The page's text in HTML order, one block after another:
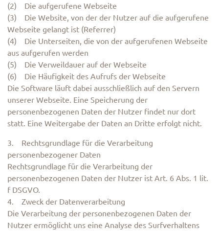
(2) Die aufgerufene Webseite
(3) Die Website, von der der Nutzer auf die aufgerufene
Webseite gelangt ist (Referrer)
(4) Die Unterseiten, die von der aufgerufenen Webseite
aus aufgerufen werden
(5) Die Verweildauer auf der Webseite
(6) Die Häufigkeit des Aufrufs der Webseite
Die Software läuft dabei ausschließlich auf den Servern
unserer Webseite. Eine Speicherung der
personenbezogenen Daten der Nutzer findet nur dort
statt. Eine Weitergabe der Daten an Dritte erfolgt nicht.
3. Rechtsgrundlage für die Verarbeitung
personenbezogener Daten
Rechtsgrundlage für die Verarbeitung der
personenbezogenen Daten der Nutzer ist Art. 6 Abs. 1 lit.
f DSGVO.
4. Zweck der Datenverarbeitung
Die Verarbeitung der personenbezogenen Daten der
Nutzer ermöglicht uns eine Analyse des Surfverhaltens